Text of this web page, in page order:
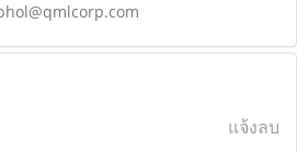
แจ้งลบ